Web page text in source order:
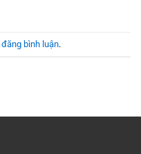
đăng bình luận.